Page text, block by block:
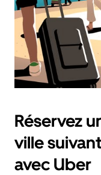
Réservez
ville
avec Uber